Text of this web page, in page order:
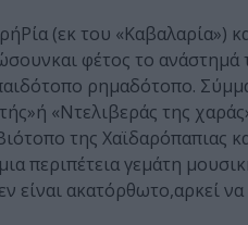
(εκ του «Καβαλαρία»)
φέτος το
ρημαδότοπο.
«Ντελιβεράς της
της
περιπέτεια γεμάτη
είναι ακατόρθωτο,αρκεί